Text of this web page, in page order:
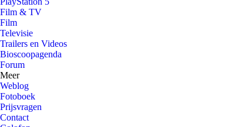
Film & TV
Film
Televisie
Trailers en Videos
Bioscoopagenda
Forum
Meer
Weblog
Fotoboek
Prijsvragen
Contact